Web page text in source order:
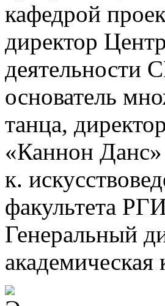
кафедрой
директор
деятельности
основатель
танца,
«Каннон
к.
факультета
Генеральный
академическая